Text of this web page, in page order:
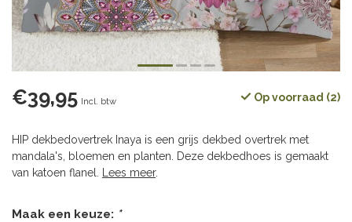
€39,95 Incl. btw Op voorraad (2)
HIP dekbedovertrek Inaya is een grijs dekbed overtrek met
mandala's, bloemen en planten. Deze dekbedhoes is gemaakt
van katoen flanel.
Lees meer.
Maak een keuze: *